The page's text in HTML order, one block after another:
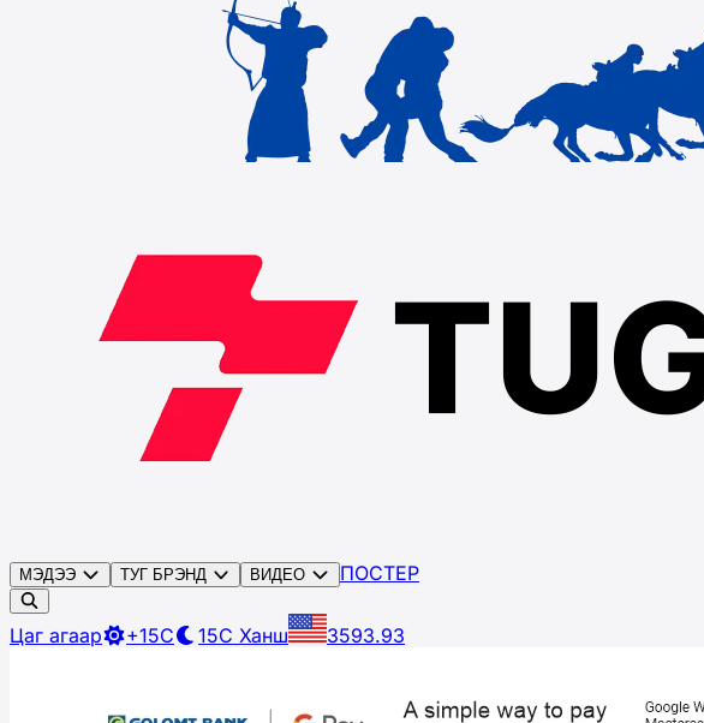
МЭДЭЭ ТУГ БРЭНД ВИДЕО ПОСТЕР
Цаг агаар +15C 15C Ханш 3593.93